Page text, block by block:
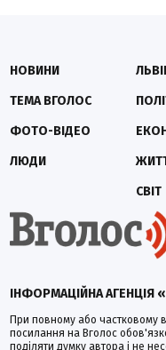
ІНФОРМАЦІЙНА АГЕНЦІЯ
При повному або частковому
посилання на Вголос
поділяти думку автора і не
НОВИНИ
ТЕМА ВГОЛОС
ФОТО-ВІДЕО
ЛЮДИ
СВІТ